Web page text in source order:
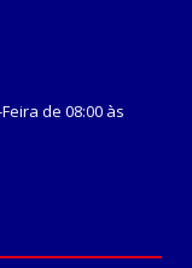
de 08:00 às